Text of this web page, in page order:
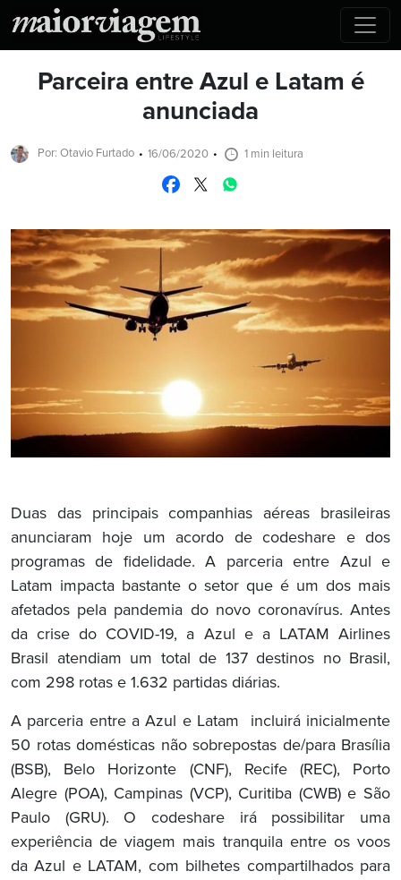
Parceira entre Azul e Latam é
anunciada
Por: Otavio Furtado 16/06/2020 1 min leitura
Duas das principais companhias aéreas brasileiras
anunciaram hoje um acordo de codeshare e dos
programas de fidelidade. A parceria entre Azul e
Latam impacta bastante o setor que é um dos mais
afetados pela pandemia do novo coronavírus. Antes
da crise do COVID-19, a Azul e a LATAM Airlines
Brasil atendiam um total de 137 destinos no Brasil,
com 298 rotas e 1.632 partidas diárias.
A parceria entre a Azul e Latam incluirá inicialmente
50 rotas domésticas não sobrepostas de/para Brasília
(BSB), Belo Horizonte (CNF), Recife (REC), Porto
Alegre (POA), Campinas (VCP), Curitiba (CWB) e São
Paulo (GRU). O codeshare irá possibilitar uma
experiência de viagem mais tranquila entre os voos
da Azul e LATAM, com bilhetes compartilhados para